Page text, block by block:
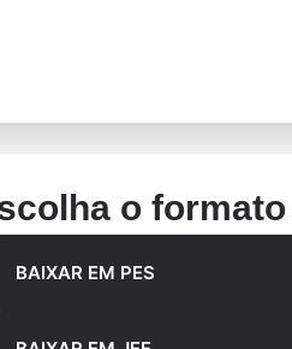
o
BAIXAR EM PES